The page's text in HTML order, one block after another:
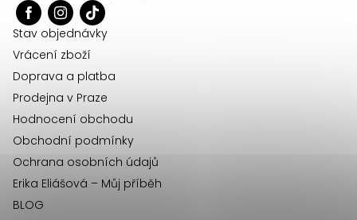
Stav objednávky
Vrácení zboží
Doprava a platba
Prodejna v Praze
Hodnocení obchodu
Obchodní podmínky
Ochrana osobních údajů
Erika Eliášová – Můj příběh
BLOG